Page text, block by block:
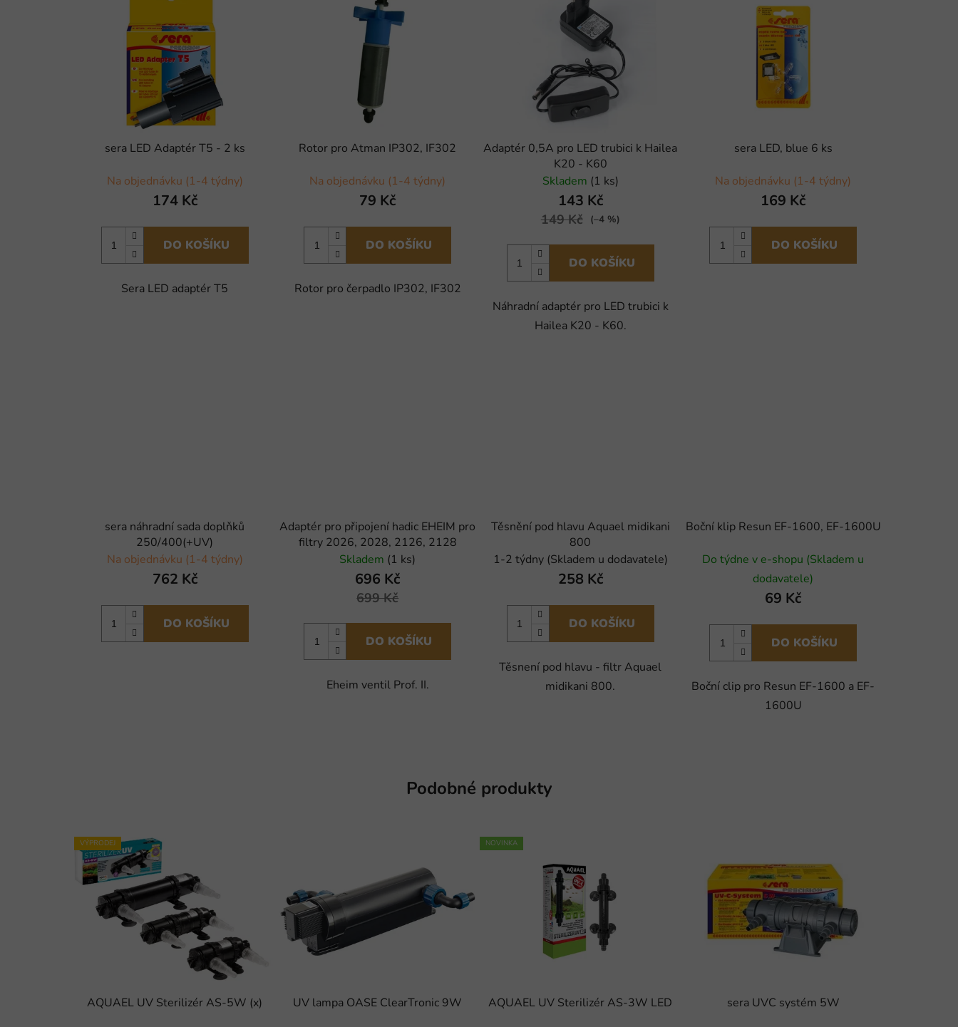
sera LED Adaptér T5 - 2 ks
Na objednávku (1-4 týdny)
174 Kč
DO KOŠÍKU
Sera LED adaptér T5
Rotor pro Atman IP302, IF302
Na objednávku (1-4 týdny)
79 Kč
DO KOŠÍKU
Rotor pro čerpadlo IP302, IF302
Adaptér 0,5A pro LED trubici k Hailea
K20 - K60
Skladem (1 ks)
143 Kč
149 Kč (–4 %)
DO KOŠÍKU
Náhradní adaptér pro LED trubici k
Hailea K20 - K60.
sera LED, blue 6 ks
Na objednávku (1-4 týdny)
169 Kč
DO KOŠÍKU
sera náhradní sada doplňků
250/400(+UV)
Na objednávku (1-4 týdny)
762 Kč
DO KOŠÍKU
Adaptér pro připojení hadic EHEIM pro
filtry 2026, 2028, 2126, 2128
Skladem (1 ks)
696 Kč
699 Kč
DO KOŠÍKU
Eheim ventil Prof. II.
Těsnění pod hlavu Aquael midikani
800
1-2 týdny (Skladem u dodavatele)
258 Kč
DO KOŠÍKU
Těsnení pod hlavu - filtr Aquael
midikani 800.
Boční klip Resun EF-1600, EF-1600U
Do týdne v e-shopu (Skladem u
dodavatele)
69 Kč
DO KOŠÍKU
Boční clip pro Resun EF-1600 a EF-
1600U
Podobné produkty
VÝPRODEJ
AQUAEL UV Sterilizér AS-5W (x) UV lampa OASE ClearTronic 9W
NOVINKA
AQUAEL UV Sterilizér AS-3W LED sera UVC systém 5W